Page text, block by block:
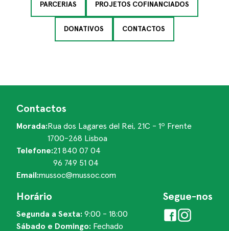
PARCERIAS PROJETOS COFINANCIADOS
DONATIVOS CONTACTOS
Contactos
Morada: Rua dos Lagares del Rei, 21C - 1º Frente
1700-268 Lisboa
Telefone:21 840 07 04
96 749 51 04
Email:mussoc@mussoc.com
Horário
Segunda a Sexta: 9:00 - 18:00
Sábado e Domingo: Fechado
Segue-nos